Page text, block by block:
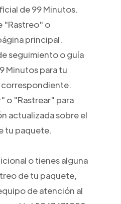
de 99 Minutos.
"Rastreo" o
principal.
seguimiento o guía
Minutos para tu
correspondiente.
o "Rastrear" para
actualizada sobre el
tu paquete.
o tienes alguna
de tu paquete,
de atención al